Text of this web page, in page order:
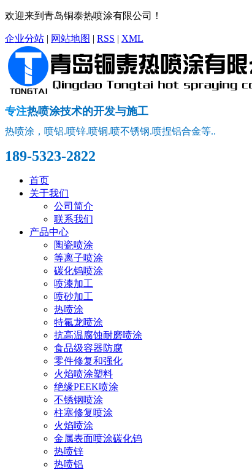
欢迎来到青岛铜泰热喷涂有限公司！
企业分站 | 网站地图 | RSS | XML
专注热喷涂技术的开发与施工
热喷涂，喷铝.喷锌.喷铜.喷不锈钢.喷捏铝合金等..
189-5323-2822
首页
关于我们
公司简介
联系我们
产品中心
陶瓷喷涂
等离子喷涂
碳化钨喷涂
喷漆加工
喷砂加工
热喷涂
特氟龙喷涂
抗高温腐蚀耐磨喷涂
食品级容器防腐
零件修复和强化
火焰喷涂塑料
绝缘PEEK喷涂
不锈钢喷涂
柱塞修复喷涂
火焰喷涂
金属表面喷涂碳化钨
热喷锌
热喷铝